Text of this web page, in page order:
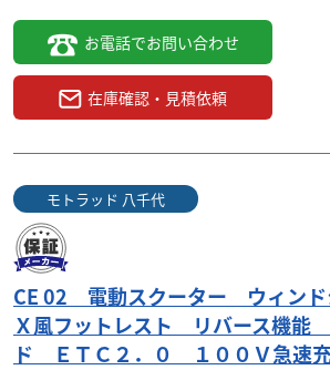
BMW
F900R ツーリング 純正トップケ
ガード バ...
本体価格:153.00万円（税込）
◼︎株式会社ＢＡＳ全国デポ止め送料無
実施中！（詳しくはお問い合わせくだ
びを凝縮したダイナミック・ロード
Ｒ。そ...
お電話でお問い合わせ
在庫確認・見積依頼
モトラッド 八千代
CE 02 電動スクーター ウィン
Ｘ風フットレスト リバース機能
ド ＥＴＣ２．０ １００Ｖ急速